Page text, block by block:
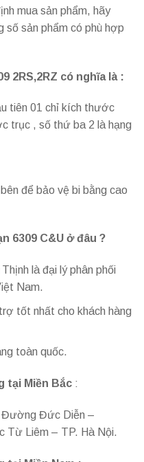
mua sản phẩm, hãy
số sản phẩm có phù hợp
2RS,2RZ có nghĩa là :
tiên 01 chỉ kích thước
trục , số thứ ba 2 là hạng
để bảo vệ bi bằng cao
6309 C&U ở đâu ?
là đại lý phân phối
Nam.
tốt nhất cho khách hàng
toàn quốc.
tại Miền Bắc :
Đường Đức Diễn –
Từ Liêm – TP. Hà Nội.